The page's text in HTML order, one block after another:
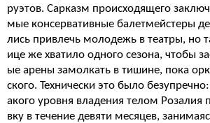
руэтов. Сарказм происходящего
мые консервативные балетмейстеры
лись привлечь молодежь в театры, но
ице же хватило одного сезона, чтобы
ые арены замолкать в тишине, пока
ского. Технически это было
акого уровня владения телом Розалия
вку в течение девяти месяцев,